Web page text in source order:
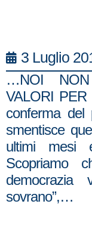
3 Luglio
…NOI
VALORI
conferma del
smentisce
ultimi mesi
Scopriamo
sovrano”,…